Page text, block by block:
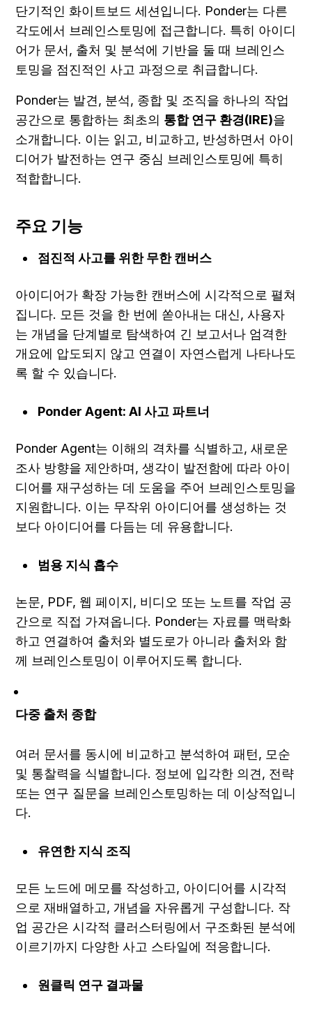
단기적인 화이트보드 세션입니다. Ponder는 다른
각도에서 브레인스토밍에 접근합니다. 특히 아이디
어가 문서, 출처 및 분석에 기반을 둘 때 브레인스
토밍을 점진적인 사고 과정으로 취급합니다.
Ponder는 발견, 분석, 종합 및 조직을 하나의 작업
공간으로 통합하는 최초의 통합 연구 환경(IRE)을
소개합니다. 이는 읽고, 비교하고, 반성하면서 아이
디어가 발전하는 연구 중심 브레인스토밍에 특히
적합합니다.
주요 기능
점진적 사고를 위한 무한 캔버스
아이디어가 확장 가능한 캔버스에 시각적으로 펼쳐
집니다. 모든 것을 한 번에 쏟아내는 대신, 사용자
는 개념을 단계별로 탐색하여 긴 보고서나 엄격한
개요에 압도되지 않고 연결이 자연스럽게 나타나도
록 할 수 있습니다.
Ponder Agent: AI 사고 파트너
Ponder Agent는 이해의 격차를 식별하고, 새로운
조사 방향을 제안하며, 생각이 발전함에 따라 아이
디어를 재구성하는 데 도움을 주어 브레인스토밍을
지원합니다. 이는 무작위 아이디어를 생성하는 것
보다 아이디어를 다듬는 데 유용합니다.
범용 지식 흡수
논문, PDF, 웹 페이지, 비디오 또는 노트를 작업 공
간으로 직접 가져옵니다. Ponder는 자료를 맥락화
하고 연결하여 출처와 별도로가 아니라 출처와 함
께 브레인스토밍이 이루어지도록 합니다.
다중 출처 종합
여러 문서를 동시에 비교하고 분석하여 패턴, 모순
및 통찰력을 식별합니다. 정보에 입각한 의견, 전략
또는 연구 질문을 브레인스토밍하는 데 이상적입니
다.
유연한 지식 조직
모든 노드에 메모를 작성하고, 아이디어를 시각적
으로 재배열하고, 개념을 자유롭게 구성합니다. 작
업 공간은 시각적 클러스터링에서 구조화된 분석에
이르기까지 다양한 사고 스타일에 적응합니다.
원클릭 연구 결과물